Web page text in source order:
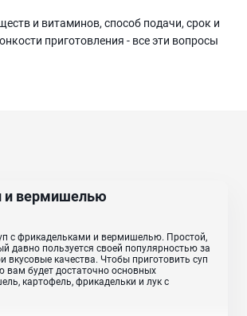
и витаминов, способ подачи, срок и
приготовления - все эти вопросы
и вермишелью
с фрикадельками и вермишелью. Простой,
давно пользуется своей популярностью за
вкусовые качества. Чтобы приготовить суп
будет достаточно основных
картофель, фрикадельки и лук с